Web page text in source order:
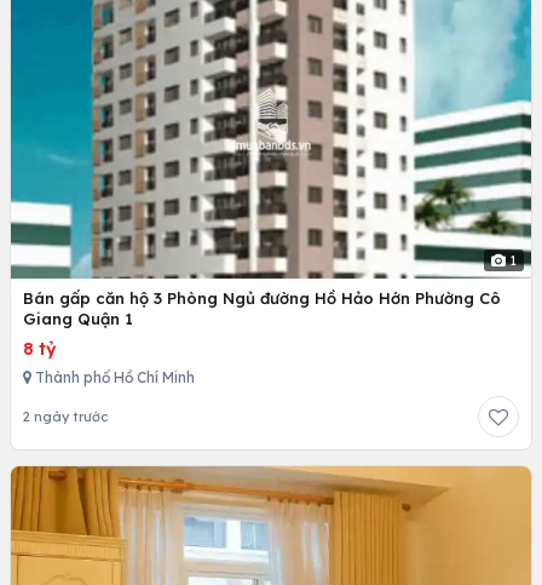
1
Bán gấp căn hộ 3 Phòng Ngủ đường Hồ Hảo Hớn Phường Cô
Giang Quận 1
8 tỷ
Thành phố Hồ Chí Minh
2 ngày trước